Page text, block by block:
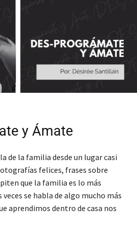
y Ámate
de la familia desde un lugar casi
felices, frases sobre
que la familia es lo más
se habla de algo mucho más
aprendimos dentro de casa nos